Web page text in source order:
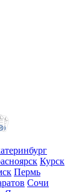
Курск
Пермь
Сочи